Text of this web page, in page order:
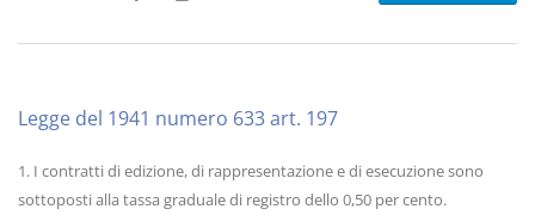
Legge del 1941 numero 633 art. 197
1. I contratti di edizione, di rappresentazione e di esecuzione sono
sottoposti alla tassa graduale di registro dello 0,50 per cento.